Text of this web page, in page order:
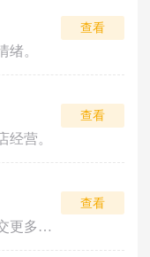
绪。
查看
经营。
查看
观看有趣的短视频，结交更多朋友。
查看